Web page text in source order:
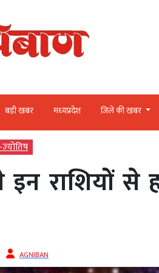
बड़ी खबर मध्‍यप्रदेश जिले की खबर
ज्‍योतिष
राशियों से
AGNIBAN